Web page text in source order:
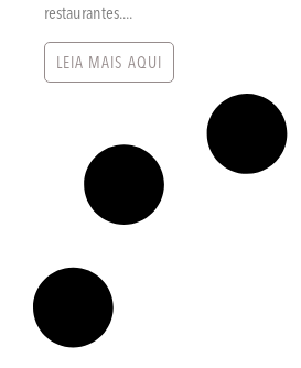
restaurantes....
LEIA MAIS AQUI